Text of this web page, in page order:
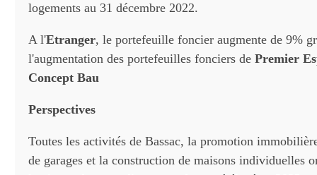
logements au 31 décembre 2022.
A l'Etranger, le portefeuille foncier augmente de 9%
l'augmentation des portefeuilles fonciers de Premier
Concept Bau
Perspectives
Toutes les activités de Bassac, la promotion
de garages et la construction de maisons individuelles